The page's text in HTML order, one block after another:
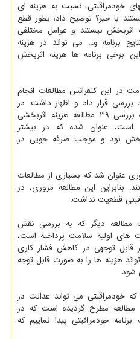
خودمراقبتی، نسبت به هزینه ای
یا خیر؟ توضیح داد: بطور قطع
اثربخش نیستند و عوامل مختلفی
برنامه و... می تواند در هزینه
برخی برنامه ها هزینه اثربخش
در این کنفرانس مطالعات انجام
بررسی قرار داد و اظهار داشت: در
یک مطالعه مرور نظام مند که به بررسی ۳۹ مطالعه هزینه اثربخشی
است، عنوان شده که در بیشتر
بود و موجب صرفه جویی در
عنوان شد که بسیاری از مطالعات
بنابراین این مطالعه مروری، در
قطعیت نداشت.
مطالعه دیگر که به بررسی نقش
های اولیه سلامت پرداخته است،
قابل توجهی در کاهش فشار کاری
هزینه ها را به صورت قابل توجه
شود.
می تواند عدالت در
مطالعه مطرح گردیده است که در
خودمراقبتی پیدا نماییم که